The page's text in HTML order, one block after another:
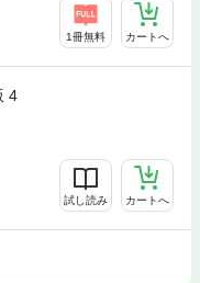
1冊無料 カートへ
4
試し読み カートへ